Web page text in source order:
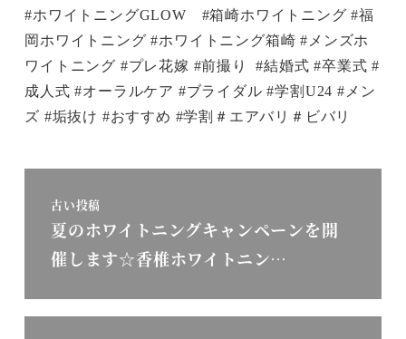
#ホワイトニングGLOW #箱崎ホワイトニング #福
岡ホワイトニング #ホワイトニング箱崎 #メンズホ
ワイトニング #プレ花嫁 #前撮り #結婚式 #卒業式 #
成人式 #オーラルケア #ブライダル #学割U24 #メン
ズ #垢抜け #おすすめ #学割＃エアバリ＃ビバリ
古い投稿
夏のホワイトニングキャンペーンを開
催します☆香椎ホワイトニン…